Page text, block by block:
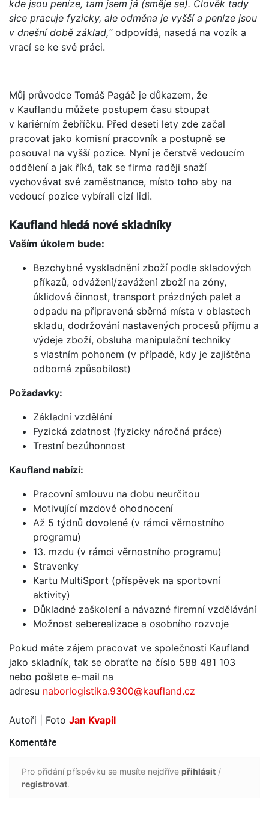
kde jsou peníze, tam jsem já (směje se). Člověk tady
sice pracuje fyzicky, ale odměna je vyšší a peníze jsou
v dnešní době základ,“odpovídá, nasedá na vozík a
vrací se ke své práci.
Můj průvodce Tomáš Pagáč je důkazem, že
v Kauflandu můžete postupem času stoupat
v kariérním žebříčku. Před deseti lety zde začal
pracovat jako komisní pracovník a postupně se
posouval na vyšší pozice. Nyní je čerstvě vedoucím
oddělení a jak říká, tak se firma raději snaží
vychovávat své zaměstnance, místo toho aby na
vedoucí pozice vybírali cizí lidi.
Kaufland hledá nové skladníky
Vaším úkolem bude:
Bezchybné vyskladnění zboží podle skladových
příkazů, odvážení/zavážení zboží na zóny,
úklidová činnost, transport prázdných palet a
odpadu na připravená sběrná místa v oblastech
skladu, dodržování nastavených procesů příjmu a
výdeje zboží, obsluha manipulační techniky
s vlastním pohonem (v případě, kdy je zajištěna
odborná způsobilost)
Požadavky:
Základní vzdělání
Fyzická zdatnost (fyzicky náročná práce)
Trestní bezúhonnost
Kaufland nabízí:
Pracovní smlouvu na dobu neurčitou
Motivující mzdové ohodnocení
Až 5 týdnů dovolené (v rámci věrnostního
programu)
13. mzdu (v rámci věrnostního programu)
Stravenky
Kartu MultiSport (příspěvek na sportovní
Důkladné zaškolení a návazné firemní vzdělávání
Možnost seberealizace a osobního rozvoje
Pokud máte zájem pracovat ve společnosti Kaufland
jako skladník, tak se obraťte na číslo 588 481 103
nebo pošlete e-mail na
adresu naborlogistika.9300@kaufland.cz
Autoři | Foto Jan Kvapil
Komentáře
Pro přidání příspěvku se musíte nejdříve přihlásit /
registrovat.